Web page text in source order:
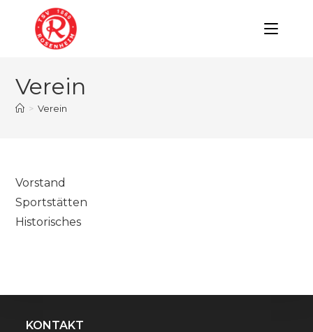
springen
Verein
> Verein
Vorstand
Sportstätten
Historisches
KONTAKT